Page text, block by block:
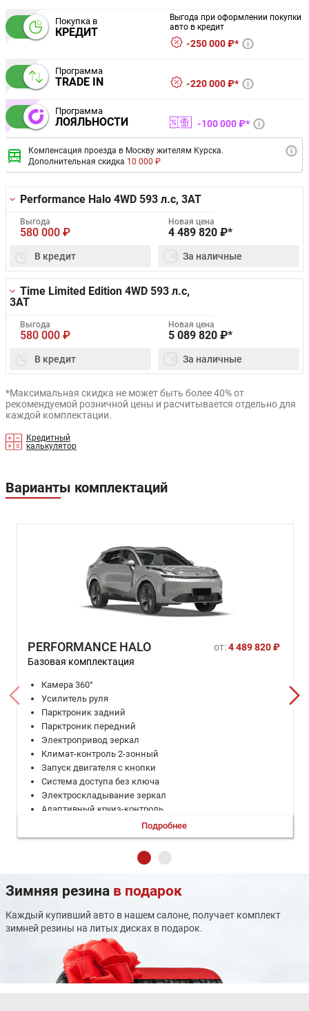
Покупка в
КРЕДИТ
Выгода при оформлении покупки
авто в кредит
250 000 ₽*
Программа
TRADE IN 220 000 ₽*
Программа
ЛОЯЛЬНОСТИ 100 000 ₽*
Компенсация проезда в Москву жителям Курска.
Дополнительная скидка 10 000 ₽
Performance Halo 4WD 593 л.с, 3AT
Выгода
580 000 ₽
Новая цена
4 489 820 ₽*
В кредит За наличные
Time Limited Edition 4WD 593 л.с,
3AT
Выгода
580 000 ₽
Новая цена
5 089 820 ₽*
В кредит За наличные
*Максимальная скидка не может быть более 40% от
рекомендуемой розничной цены и расчитывается отдельно для
каждой комплектации.
Кредитный
калькулятор
Варианты комплектаций
PERFORMANCE HALO от:4 489 820 ₽
Базовая комплектация
Камера 360°
Усилитель руля
Парктроник задний
Парктроник передний
Электропривод зеркал
Климат-контроль 2-зонный
Запуск двигателя с кнопки
Система доступа без ключа
Электроскладывание зеркал
Адаптивный круиз-контроль
Электронная приборная панель
Электропривод крышки багажника
Система выбора режима движения
Датчик дождя
Дневные ходовые огни
Электрообогрев боковых зеркал
Сиденья с массажем
Кожа (Материал салона)
Подробнее
Зимняя резина в подарок
Каждый купивший авто в нашем салоне, получает комплект
зимней резины на литых дисках в подарок.